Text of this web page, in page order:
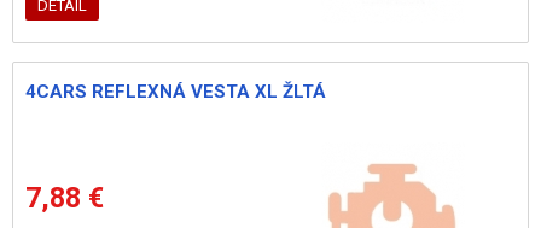
DETAIL
4CARS REFLEXNÁ VESTA XL ŽLTÁ
7,88 €